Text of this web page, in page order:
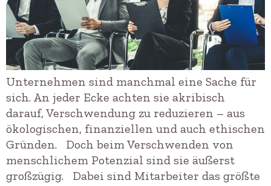
Unternehmen sind manchmal eine Sache für
sich. An jeder Ecke achten sie akribisch
darauf, Verschwendung zu reduzieren – aus
ökologischen, finanziellen und auch ethischen
Gründen. Doch beim Verschwenden von
menschlichem Potenzial sind sie äußerst
großzügig. Dabei sind Mitarbeiter das größte